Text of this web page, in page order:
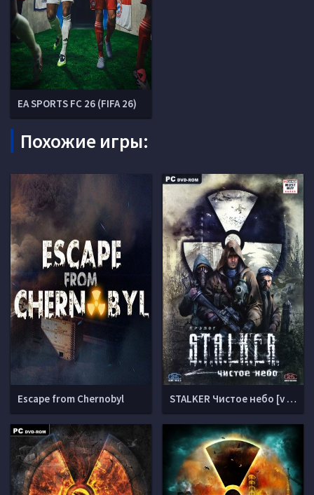
EA SPORTS FC 26 (FIFA 26)
Похожие игры:
Escape from Chernobyl STALKER Чистое небо [v 1.5.10]